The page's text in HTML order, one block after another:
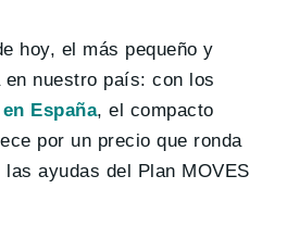
hoy, el más pequeño y
nuestro país: con los
España, el compacto
por un precio que ronda
ayudas del Plan MOVES